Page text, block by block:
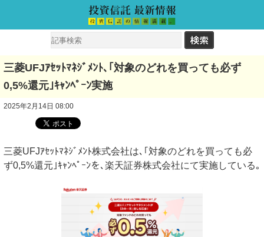
三菱UFJｱｾｯﾄﾏﾈｼﾞﾒﾝﾄ､｢対象のどれを買っても必ず
0,5%還元｣ｷｬﾝﾍﾟｰﾝ実施
2025年2月14日 08:00
三菱UFJｱｾｯﾄﾏﾈｼﾞﾒﾝﾄ株式会社は､｢対象のどれを買っても必
ず0,5%還元｣ｷｬﾝﾍﾟｰﾝを､楽天証券株式会社にて実施している｡